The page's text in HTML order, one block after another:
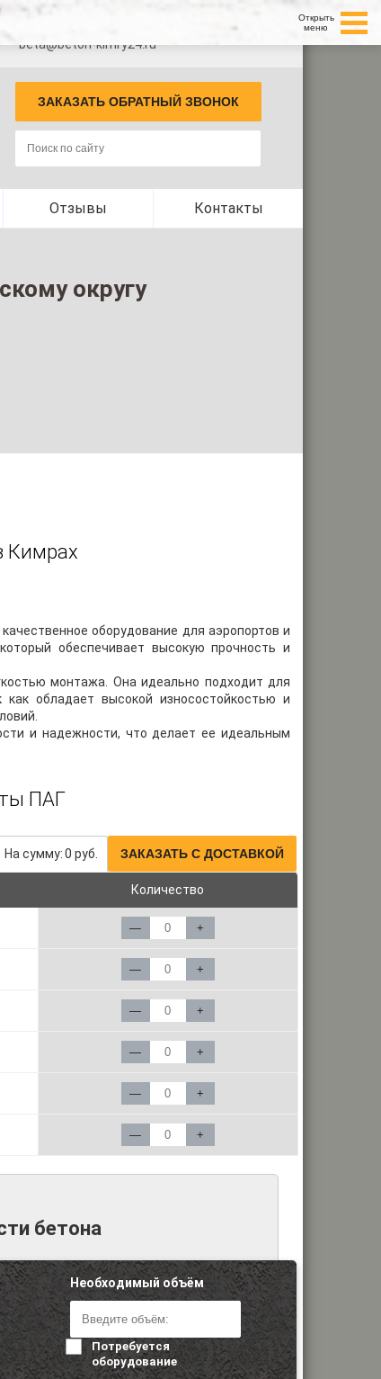
beta@beton-kimry24.ru
ЗАКАЗАТЬ ОБРАТНЫЙ ЗВОНОК
Отзывы Контакты
округу
Открыть
меню
Кимрах
оборудование для аэропортов и
обеспечивает высокую прочность и
монтажа. Она идеально подходит для
как обладает высокой износостойкостью и
и надежности, что делает ее идеальным
ПАГ
На сумму: 0 руб. ЗАКАЗАТЬ С ДОСТАВКОЙ
Количество
— +
— +
— +
— +
— +
— +
бетона
Необходимый объём
Потребуется
оборудование